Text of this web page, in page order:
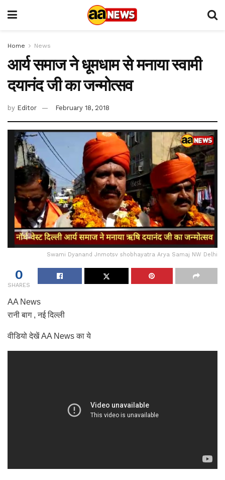
Home News
आर्य समाज ने धूमधाम से मनाया स्वामी
दयानंद जी का जन्मोत्सव
by Editor February 18, 2018
Swami Dyanand Jnmotsv shobhayatra Arya Samaj NW Delhi
0
SHARES
AA News
रानी बाग , नई दिल्ली
वीडियो देखें AA News का ये